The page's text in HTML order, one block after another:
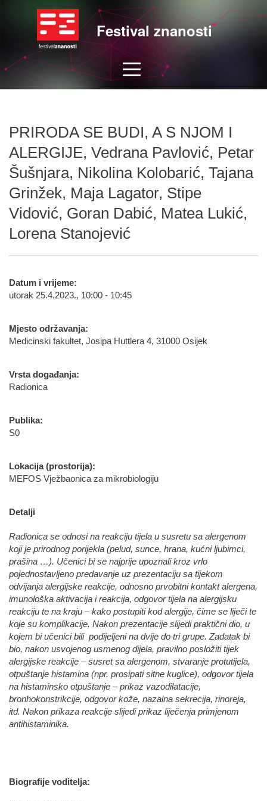
Festival znanosti
PRIRODA SE BUDI, A S NJOM I
ALERGIJE, Vedrana Pavlović, Petar
Šušnjara, Nikolina Kolobarić, Tajana
Grinžek, Maja Lagator, Stipe
Vidović, Goran Dabić, Matea Lukić,
Lorena Stanojević
Datum i vrijeme:
utorak 25.4.2023., 10:00 - 10:45
Mjesto održavanja:
Medicinski fakultet, Josipa Huttlera 4, 31000 Osijek
Vrsta događanja:
Radionica
Publika:
S0
Lokacija (prostorija):
MEFOS Vježbaonica za mikrobiologiju
Detalji
Radionica se odnosi na reakciju tijela u susretu sa alergenom
koji je prirodnog porijekla (pelud, sunce, hrana, kućni ljubimci,
prašina …). Učenici bi se najprije upoznali kroz vrlo
pojednostavljeno predavanje uz prezentaciju sa tijekom
odvijanja alergijske reakcije, odnosno prvobitni kontakt alergena,
imunološka aktivacija i reakcija, odgovor tijela na alergijsku
reakciju te na kraju – kako postupiti kod alergije, čime se liječi te
koje su komplikacije. Nakon prezentacije slijedi praktični dio, u
kojem bi učenici bili podijeljeni na dvije do tri grupe. Zadatak bi
bio, nakon usvojenog usmenog dijela, pravilno posložiti tijek
alergijske reakcije – susret sa alergenom, stvaranje protutijela,
otpuštanje histamina (npr. prosipati sitne kuglice), odgovor tijela
na histaminsko otpuštanje – prikaz vazodilatacije,
bronhokonstrikcije, odgovor kože, nazalna sekrecija, rinoreja,
itd. Nakon prikaza reakcije slijedi prikaz liječenja primjenom
antihistaminika.
Biografije voditelja: